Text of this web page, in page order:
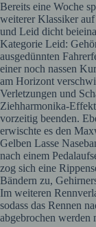
Bereits eine Woche
weiterer Klassiker
und Leid dicht
Kategorie Leid:
ausgedünnten
einer noch nassen
am Horizont
Verletzungen und
Ziehharmonika-
vorzeitig beenden.
erwischte es den
Gelben Lasse
nach einem
zog sich eine
Bändern zu,
Im weiteren
sodass das Rennen
abgebrochen werden